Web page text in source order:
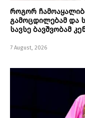
როგორ
გამოცდილებამ და
სავსე ბავშვობამ
7 August, 2026